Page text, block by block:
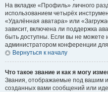
На вкладке «Профиль» личного
использованием четырёх
«Удалённая аватара» или
зависит, включена ли поддержка
быть доступны. Если вы не можете
администратором конференции
Вернуться к началу
Что такое звание и как я могу
Звания, отображаемые под вашим
созданных вами сообщений или